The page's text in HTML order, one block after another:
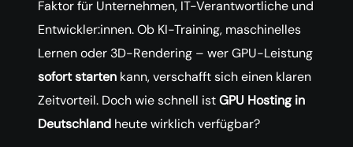
Faktor für Unternehmen, IT-Verantwortliche und
Entwickler:innen. Ob KI-Training, maschinelles
Lernen oder 3D-Rendering – wer GPU-Leistung
sofort starten kann, verschafft sich einen klaren
Zeitvorteil. Doch wie schnell istGPU Hosting in
Deutschland heute wirklich verfügbar?